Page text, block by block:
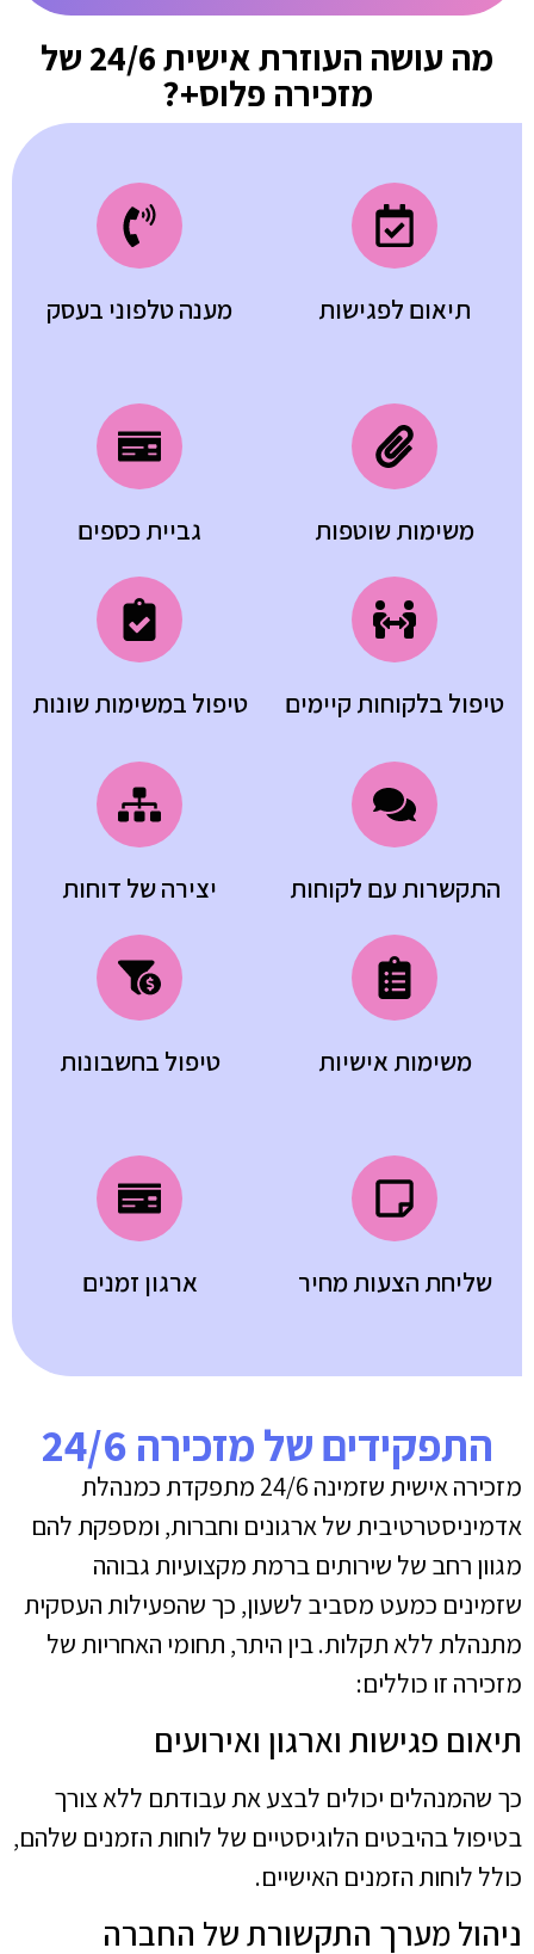
מה עושה העוזרת אישית 24/6 של
מזכירה פלוס+?
תיאום לפגישות מענה טלפוני בעסק
משימות שוטפות גביית כספים
טיפול בלקוחות קיימים טיפול במשימות שונות
התקשרות עם לקוחות יצירה של דוחות
משימות אישיות טיפול בחשבונות
שליחת הצעות מחיר ארגון זמנים
התפקידים של מזכירה 24/6
מזכירה אישית שזמינה 24/6 מתפקדת כמנהלת
אדמיניסטרטיבית של ארגונים וחברות, ומספקת להם
מגוון רחב של שירותים ברמת מקצועיות גבוהה
שזמינים כמעט מסביב לשעון, כך שהפעילות העסקית
מתנהלת ללא תקלות. בין היתר, תחומי האחריות של
מזכירה זו כוללים:
תיאום פגישות וארגון ואירועים
כך שהמנהלים יכולים לבצע את עבודתם ללא צורך
בטיפול בהיבטים הלוגיסטיים של לוחות הזמנים שלהם,
כולל לוחות הזמנים האישיים.
ניהול מערך התקשורת של החברה